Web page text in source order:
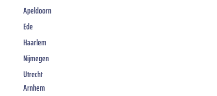
Apeldoorn
Ede
Haarlem
Nijmegen
Utrecht
Arnhem